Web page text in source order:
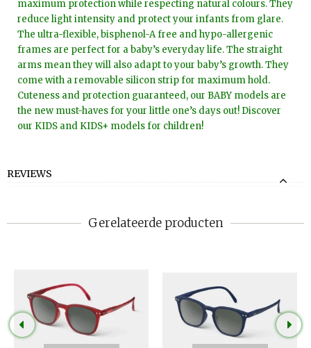
maximum protection while respecting natural colours. They
reduce light intensity and protect your infants from glare.
The ultra-flexible, bisphenol-A free and hypo-allergenic
frames are perfect for a baby’s everyday life. The straight
arms mean they will also adapt to your baby’s growth. They
come with a removable silicon strip for maximum hold.
Cuteness and protection guaranteed, our BABY models are
the new must-haves for your little one’s days out! Discover
our KIDS and KIDS+ models for children!
REVIEWS
Gerelateerde producten